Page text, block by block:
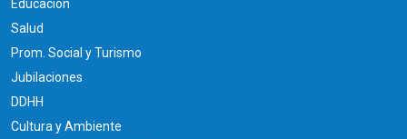
Educación
Salud
Prom. Social y Turismo
Jubilaciones
DDHH
Cultura y Ambiente